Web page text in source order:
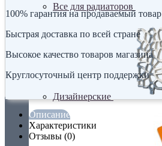
Все для радиаторов
Дизайнерские
100% гарантия на продаваемый товар
Быстрая доставка по всей стране
Высокое качество товаров магазина
Круглосуточный центр поддержки
Описание
Характеристики
Отзывы (0)